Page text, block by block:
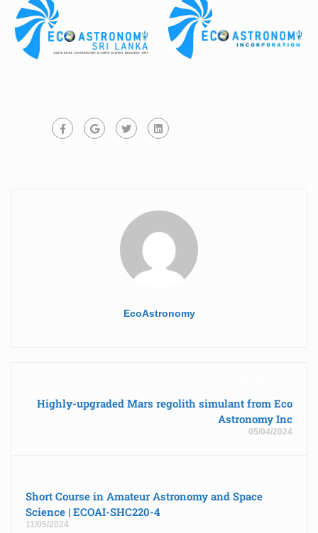
EcoAstronomy
Highly-upgraded Mars regolith simulant from Eco
Astronomy Inc
05/04/2024
Short Course in Amateur Astronomy and Space
Science | ECOAI-SHC220-4
11/05/2024